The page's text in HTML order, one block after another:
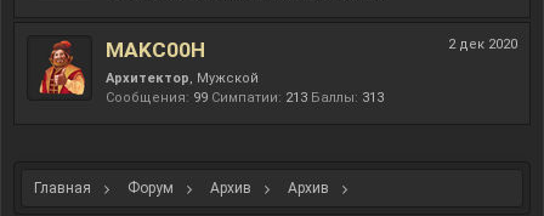
2 дек 2020
MAKC00H
Архитектор, Мужской
Сообщения: 99 Симпатии: 213 Баллы: 313
Главная Форум Архив Архив